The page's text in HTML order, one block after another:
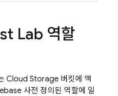
Lab 역할
Cloud Storage 버킷에 액
사전 정의된 역할에 일